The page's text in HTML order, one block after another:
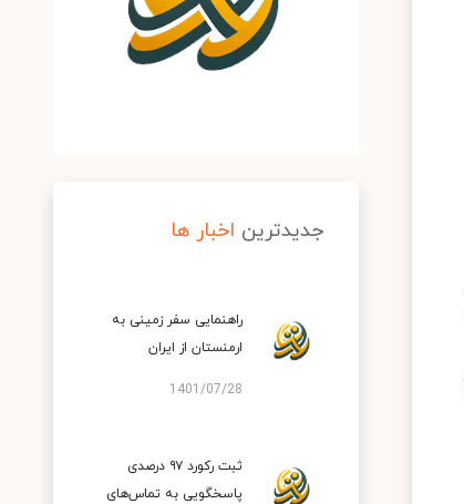
جدیدترین اخبار ها
راهنمایی سفر زمینی به
ارمنستان از ایران
1401/07/28
ثبت رکورد ۹۷ درصدی
پاسخگویی به تماس‌های